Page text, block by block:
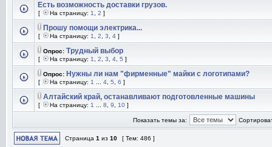
Есть возможность доставки грузов.
[ На страницу: 1 2 ]
Прошу помощи электрика...
[ На страницу: 1 2 3 4 ]
Опрос: Трудный выбор
[ На страницу: 1 2 3 4 5 ]
Опрос: Нужны ли нам "фирменные" майки с логотипами?
[ На страницу: 1 4 5 6 ]
Алтайский край, останавливают подготовленные машины
[ На страницу: 1 8 9 10 ]
Показать темы за:
Страница 1 из 10 [ Тем: 486 ]